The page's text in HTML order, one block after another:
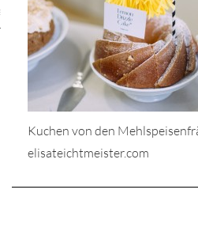
Kuchen von den
elisateichtmeister.com